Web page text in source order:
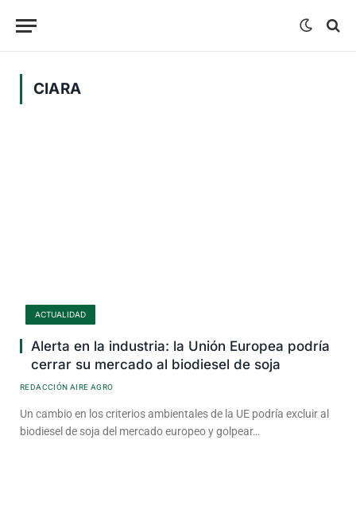
CIARA
ACTUALIDAD
Alerta en la industria: la Unión Europea podría
cerrar su mercado al biodiesel de soja
REDACCIÓN AIRE AGRO
Un cambio en los criterios ambientales de la UE podría excluir al
biodiesel de soja del mercado europeo y golpear…